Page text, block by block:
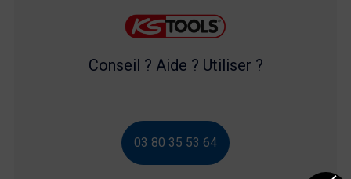
Conseil ? Aide ? Utiliser ?
03 80 35 53 64